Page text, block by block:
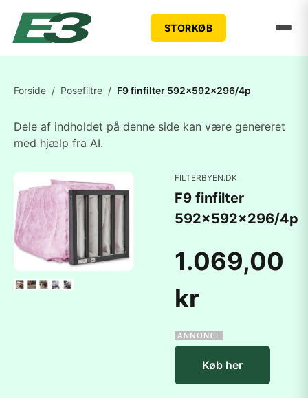
STORKØB
Forside / Posefiltre / F9 finfilter 592x592x296/4p
Dele af indholdet på denne side kan være genereret
med hjælp fra AI.
FILTERBYEN.DK
F9 finfilter
592x592x296/4p
1.069,00
kr
Køb her